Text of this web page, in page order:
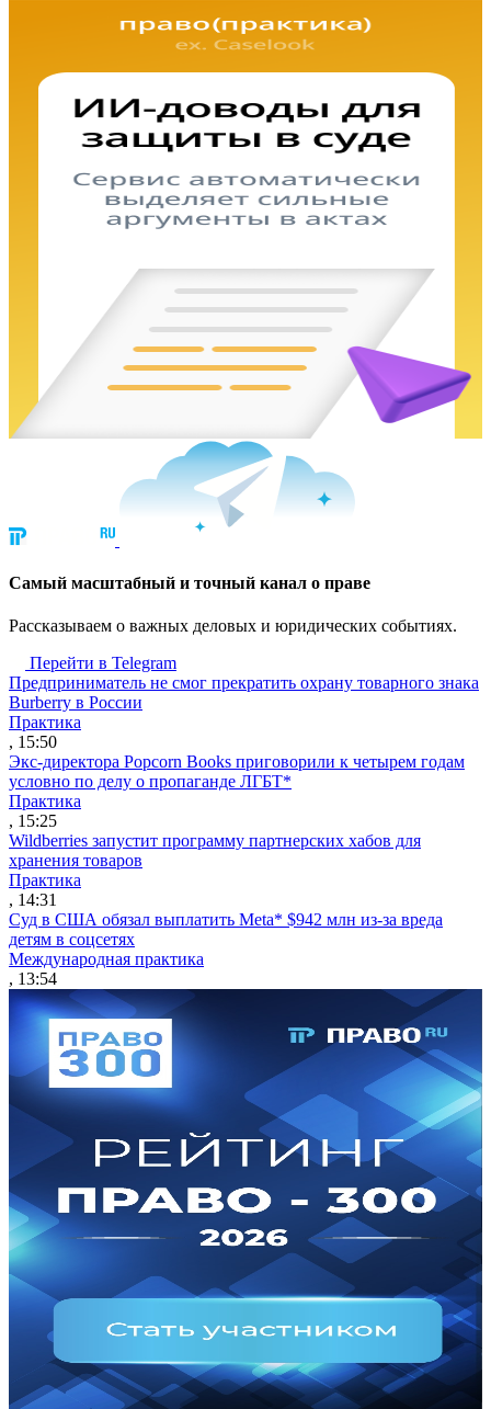
Cамый масштабный и точный канал о праве
Рассказываем о важных деловых и юридических событиях.
Перейти в Telegram
Предприниматель не смог прекратить охрану товарного знака
Burberry в России
Практика
, 15:50
Экс-директора Popcorn Books приговорили к четырем годам
условно по делу о пропаганде ЛГБТ*
Практика
, 15:25
Wildberries запустит программу партнерских хабов для
хранения товаров
Практика
, 14:31
Суд в США обязал выплатить Meta* $942 млн из-за вреда
детям в соцсетях
Международная практика
, 13:54